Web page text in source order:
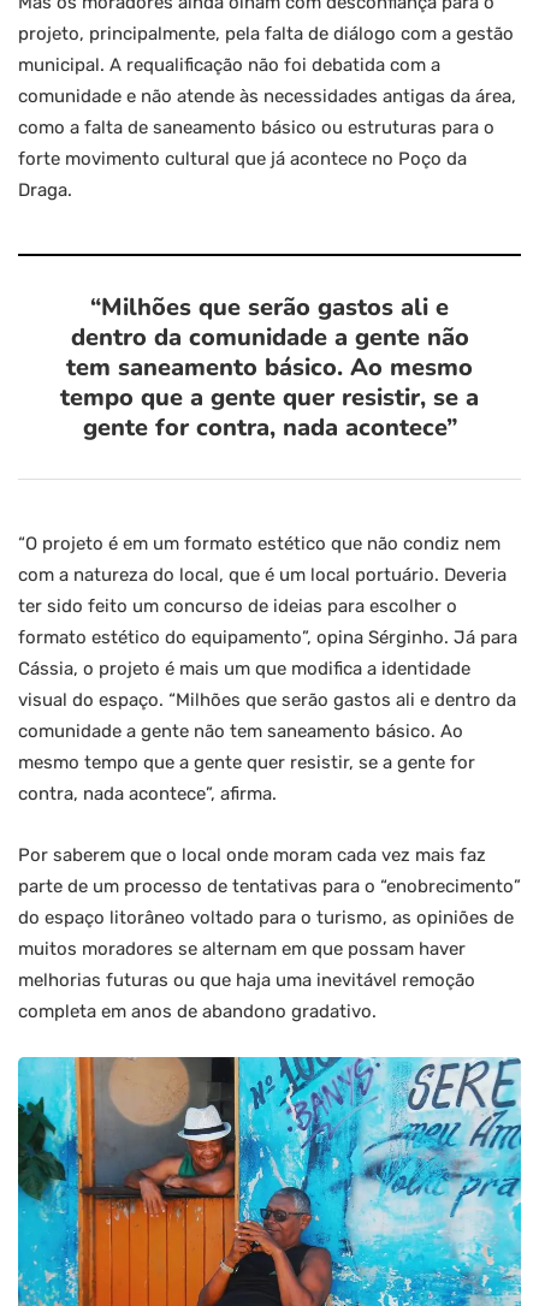
projeto, principalmente, pela falta de diálogo com a gestão
municipal. A requalificação não foi debatida com a
comunidade e não atende às necessidades antigas da área,
como a falta de saneamento básico ou estruturas para o
forte movimento cultural que já acontece no Poço da
Draga.
“Milhões que serão gastos ali e
dentro da comunidade a gente não
tem saneamento básico. Ao mesmo
tempo que a gente quer resistir, se a
gente for contra, nada acontece”
“O projeto é em um formato estético que não condiz nem
com a natureza do local, que é um local portuário. Deveria
ter sido feito um concurso de ideias para escolher o
formato estético do equipamento”, opina Sérginho. Já para
Cássia, o projeto é mais um que modifica a identidade
visual do espaço. “Milhões que serão gastos ali e dentro da
comunidade a gente não tem saneamento básico. Ao
mesmo tempo que a gente quer resistir, se a gente for
contra, nada acontece”, afirma.
Por saberem que o local onde moram cada vez mais faz
parte de um processo de tentativas para o “enobrecimento”
do espaço litorâneo voltado para o turismo, as opiniões de
muitos moradores se alternam em que possam haver
melhorias futuras ou que haja uma inevitável remoção
completa em anos de abandono gradativo.